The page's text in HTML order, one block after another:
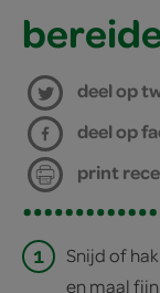
deel op
deel op
print
1
Snijd of
en maal